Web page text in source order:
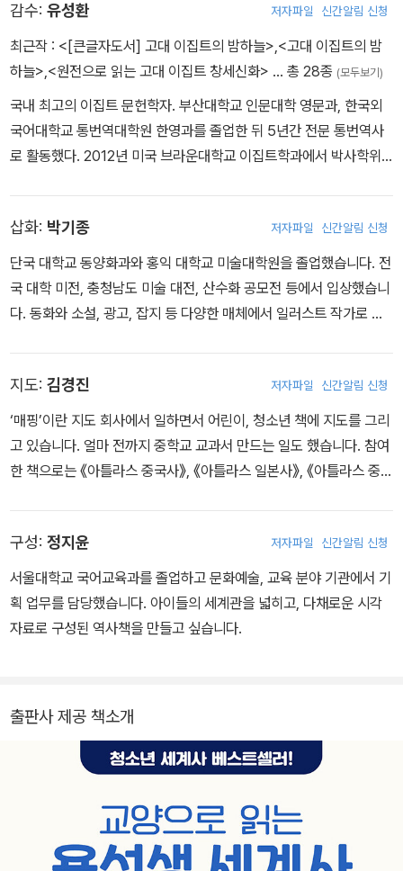
史)》, 《역사는 재미 난 이야기라고 믿는 사람들을 위한 역사책》, 《왜
로마 제국은 기독교를 박해했을까?》, 《교회가 가르쳐주지 않은 성경
의 역사》 등이 있고, 옮긴 책으로 《공간과 시간의 역사》, 《종말의 역
로마인의 생각과 힘》 등이 있습니다.
감수: 유성환 저자파일 신간알림 신청
최근작 : <[큰글자도서] 고대 이집트의 밤하늘>,<고대 이집트의 밤
하늘>,<원전으로 읽는 고대 이집트 창세신화> … 총 28종 (모두보기)
국내 최고의 이집트 문헌학자. 부산대학교 인문대학 영문과, 한국외
국어대학교 통번역대학원 한영과를 졸업한 뒤 5년간 전문 통번역사
로 활동했다. 2012년 미국 브라운대학교 이집트학과에서 박사학위
구교수로 재직 중이다. 2022년 공식 출범한 한국고대근동학회(KAN
ES)의 창립 멤버다. 《이집트 상형문자 필사 노트》, 《원전으로 읽는
고대 이집트 창세신화》, 《고대 이집트 전쟁론: 개전권과 교전법을 중
심으로》, 《고대 중근동의 팬데믹: 문명의 어두운 동반자》, 《역사 속의
누헤 이야기》를 옮겼다. 2022년 KBS 1TV 〈역사저널 그날〉에 전문
패널로, 2023년과 2024년, 2025년에 걸쳐 tvN 〈벌거벗은 세계
집트의 문헌을 우리말로 정확하게 번역하는 데 천착하던 중, 이집트
의 실용적 지식을 기록한 문헌에도 흥미를 갖게 됐다. 그중 지은이가
주목한 것은 천문학, 수학, 의학으로, 이들 지식은 고대 이집트가 후대
의 학문적 발전에 크게 이바지했다고 해도 지나치지 않았다. 특히 고
대 이집트 천문학은 이집트인의 신화생성적 사고와 과학적 접근법,
에서 오랫동안 쌓아올린 연구 성과를 바탕으로, 성각문자를 비롯한
고대 문자로 기록된 역법과 별자리를 풀어줌으로써 독자를 이집트 천
문학의 세계로 차근차근 안내한다.
삽화: 박기종 저자파일 신간알림 신청
단국 대학교 동양화과와 홍익 대학교 미술대학원을 졸업했습니다. 전
국 대학 미전, 충청남도 미술 대전, 산수화 공모전 등에서 입상했습니
다. 동화와 소설, 광고, 잡지 등 다양한 매체에서 일러스트 작가로 활
브라운』, 『용선생 세계사』, 『말 잘 듣는 약』, 『늦둥이 이른둥이』, 『너
무 시끄러워』 등의 책에 그림을 그렸습니다.
지도: 김경진 저자파일 신간알림 신청
‘매핑’이란 지도 회사에서 일하면서 어린이, 청소년 책에 지도를 그리
고 있습니다. 얼마 전까지 중학교 교과서 만드는 일도 했습니다. 참여
한 책으로는 《아틀라스 중국사》, 《아틀라스 일본사》, 《아틀라스 중앙
구성: 정지윤 저자파일 신간알림 신청
서울대학교 국어교육과를 졸업하고 문화예술, 교육 분야 기관에서 기
획 업무를 담당했습니다. 아이들의 세계관을 넓히고, 다채로운 시각
자료로 구성된 역사책을 만들고 싶습니다.
출판사 제공 책소개